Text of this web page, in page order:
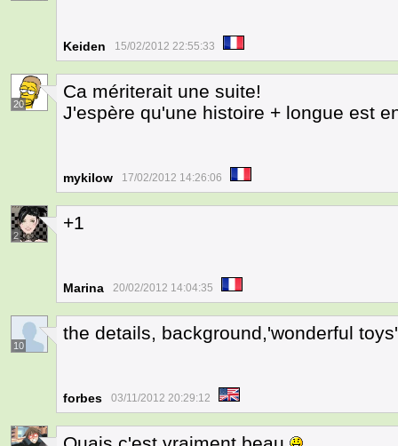
Keiden 15/02/2012 22:55:33
20
Ca mériterait une suite!
J'espère qu'une histoire + longue est
mykilow 17/02/2012 14:26:06
2
+1
Marina 20/02/2012 14:04:35
10
the details, background,'wonderful
forbes 03/11/2012 20:29:12